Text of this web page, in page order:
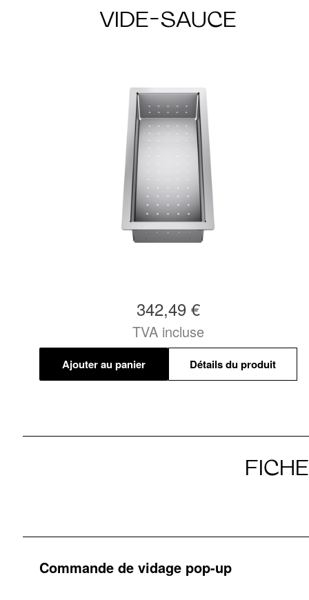
VIDE-SAUCE
342,49 €
TVA incluse
Ajouter au panier Détails du produit
Commande de vidage pop-up